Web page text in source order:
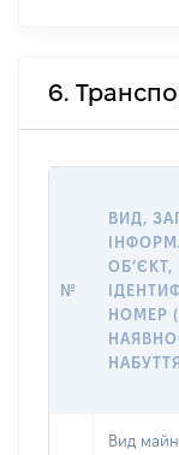
6.
№
ВИД,
ОБʼЄКТ,
НОМЕР
Вид